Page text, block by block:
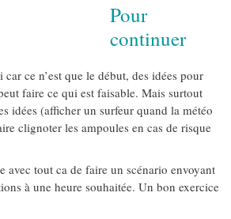
Pour
continuer
ce n’est que le début, des idées pour
faire ce qui est faisable. Mais surtout
idées (afficher un surfeur quand la météo
clignoter les ampoules en cas de risque
avec tout ca de faire un scénario envoyant
à une heure souhaitée. Un bon exercice